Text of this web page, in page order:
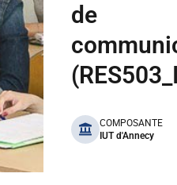
de
benefits
COMPOSANTE
IUT d'Annecy